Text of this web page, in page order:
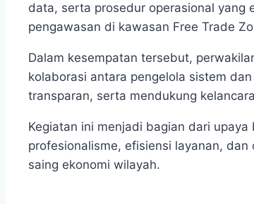
data, serta prosedur operasional yang
pengawasan di kawasan Free Trade
Dalam kesempatan tersebut,
kolaborasi antara pengelola sistem
transparan, serta mendukung
Kegiatan ini menjadi bagian dari
profesionalisme, efisiensi layanan,
saing ekonomi wilayah.